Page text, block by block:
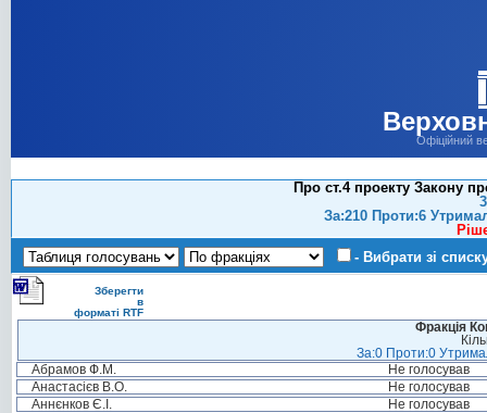
Офіційний
Про ст.4 проекту Закону
За:210 Проти:6
- Вибрати зі
Зберегти
в
форматі RTF
Фракція
За:0 Проти:0
Абрамов Ф.М.
Не голосував
Анастасієв В.О.
Не голосував
Аннєнков Є.І.
Не голосував